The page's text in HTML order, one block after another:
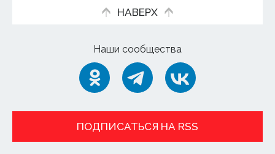
НАВЕРХ
Наши сообщества
ПОДПИСАТЬСЯ НА RSS